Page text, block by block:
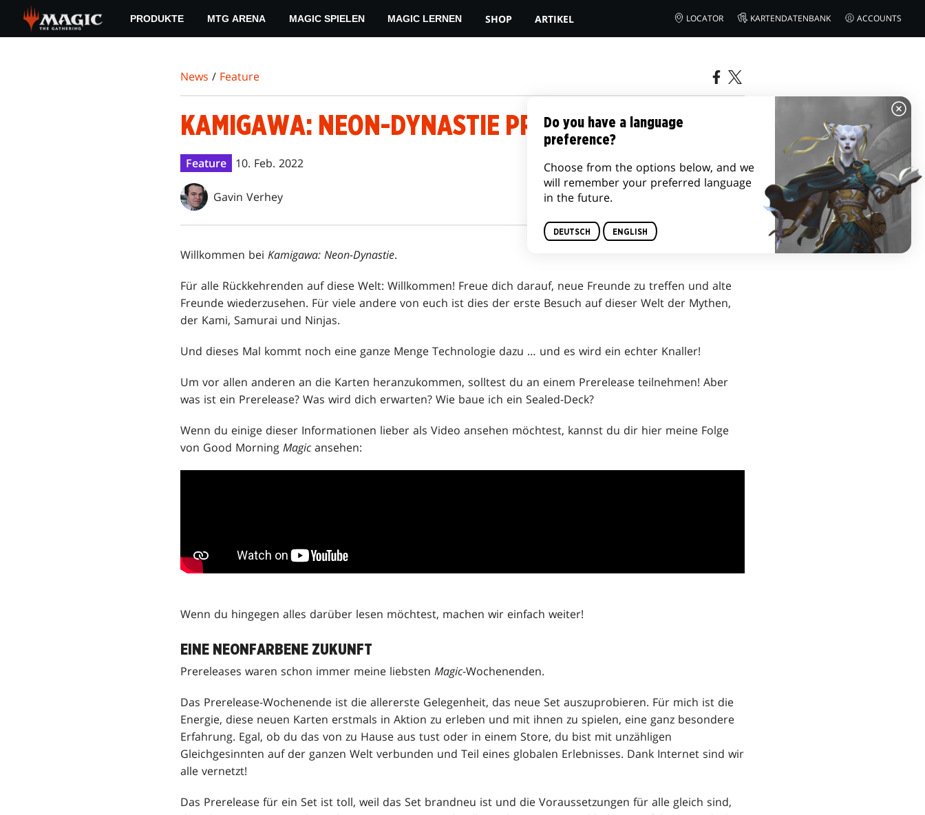
main
PRODUKTE MTG ARENA MAGIC SPIELEN MAGIC LERNEN SHOP ARTIKEL LOCATOR KARTENDATENBANK ACCOUNTS
News / Feature
KAMIGAWA: NEON-DYNASTIE PRERELEASE-ARTIKEL
Feature 10. Feb. 2022
Gavin Verhey
Willkommen bei Kamigawa: Neon-Dynastie.
Für alle Rückkehrenden auf diese Welt: Willkommen! Freue dich darauf, neue Freunde zu treffen und alte
Freunde wiederzusehen. Für viele andere von euch ist dies der erste Besuch auf dieser Welt der Mythen,
der Kami, Samurai und Ninjas.
Und dieses Mal kommt noch eine ganze Menge Technologie dazu … und es wird ein echter Knaller!
Um vor allen anderen an die Karten heranzukommen, solltest du an einem Prerelease teilnehmen! Aber
was ist ein Prerelease? Was wird dich erwarten? Wie baue ich ein Sealed-Deck?
Wenn du einige dieser Informationen lieber als Video ansehen möchtest, kannst du dir hier meine Folge
von Good Morning Magic ansehen:
Wenn du hingegen alles darüber lesen möchtest, machen wir einfach weiter!
EINE NEONFARBENE ZUKUNFT
Prereleases waren schon immer meine liebsten Magic-Wochenenden.
Das Prerelease-Wochenende ist die allererste Gelegenheit, das neue Set auszuprobieren. Für mich ist die
Energie, diese neuen Karten erstmals in Aktion zu erleben und mit ihnen zu spielen, eine ganz besondere
Erfahrung. Egal, ob du das von zu Hause aus tust oder in einem Store, du bist mit unzähligen
Gleichgesinnten auf der ganzen Welt verbunden und Teil eines globalen Erlebnisses. Dank Internet sind wir
alle vernetzt!
Das Prerelease für ein Set ist toll, weil das Set brandneu ist und die Voraussetzungen für alle gleich sind,
Do you have a language
preference?
Choose from the options below, and we
will remember your preferred language
in the future.
DEUTSCH ENGLISH